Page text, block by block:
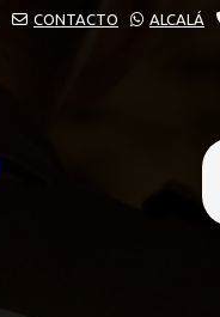
CONTACTO ALCALÁ